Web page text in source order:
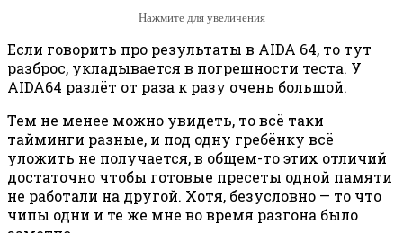
Нажмите для увеличения
Если говорить про результаты в AIDA 64, то тут
разброс, укладывается в погрешности теста. У
AIDA64 разлёт от раза к разу очень большой.
Тем не менее можно увидеть, то всё таки
тайминги разные, и под одну гребёнку всё
уложить не получается, в общем-то этих отличий
достаточно чтобы готовые пресеты одной памяти
не работали на другой. Хотя, безусловно — то что
чипы одни и те же мне во время разгона было